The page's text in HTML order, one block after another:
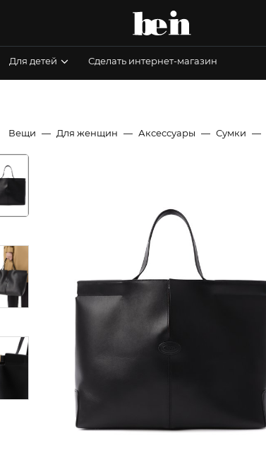
Для детей Сделать интернет-магазин
Вещи Для женщин Аксессуары Сумки